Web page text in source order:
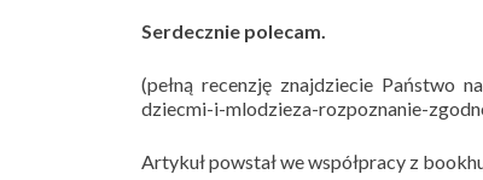
Serdecznie polecam.
(pełną recenzję znajdziecie Państwo
dziecmi-i-mlodzieza-rozpoznanie-
Artykuł powstał we współpracy z